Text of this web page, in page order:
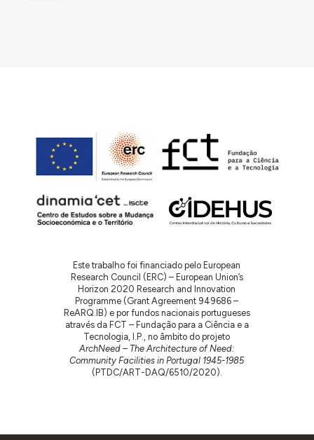
Este trabalho foi financiado pelo European
Research Council (ERC) – European Union’s
Horizon 2020 Research and Innovation
Programme (Grant Agreement 949686 –
ReARQ.IB) e por fundos nacionais portugueses
através da FCT – Fundação para a Ciência e a
Tecnologia, I.P., no âmbito do projeto
ArchNeed – The Architecture of Need:
Community Facilities in Portugal 1945-1985
(PTDC/ART-DAQ/6510/2020).